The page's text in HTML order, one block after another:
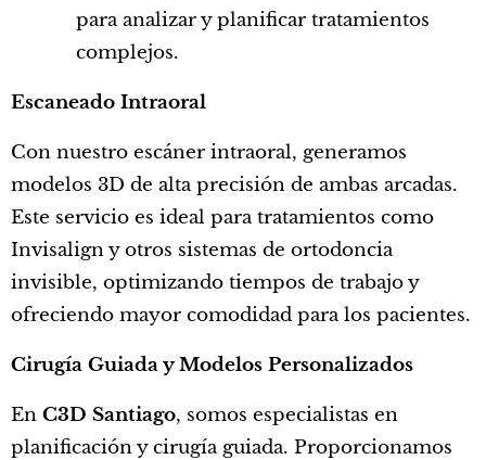
para analizar y planificar tratamientos
complejos.
Escaneado Intraoral
Con nuestro escáner intraoral, generamos
modelos 3D de alta precisión de ambas arcadas.
Este servicio es ideal para tratamientos como
Invisalign y otros sistemas de ortodoncia
invisible, optimizando tiempos de trabajo y
ofreciendo mayor comodidad para los pacientes.
Cirugía Guiada y Modelos Personalizados
En C3D Santiago, somos especialistas en
planificación y cirugía guiada. Proporcionamos